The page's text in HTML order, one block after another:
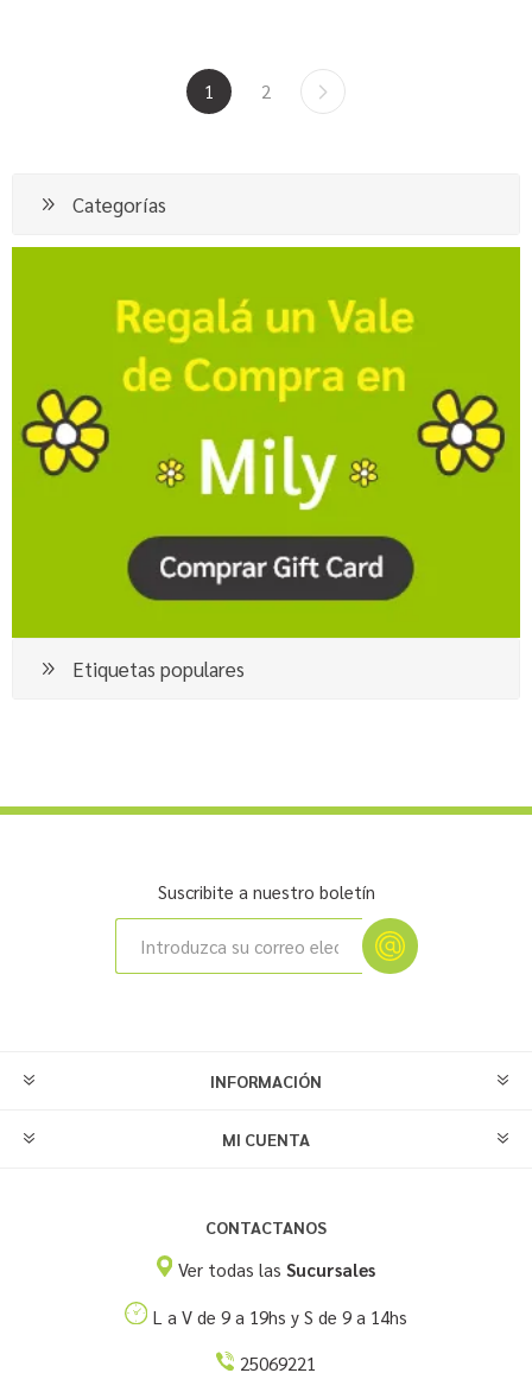
1 2
Categorías
Etiquetas populares
Suscribite a nuestro boletín
INFORMACIÓN
MI CUENTA
CONTACTANOS
Ver todas lasSucursales
L a V de 9 a 19hs y S de 9 a 14hs
25069221